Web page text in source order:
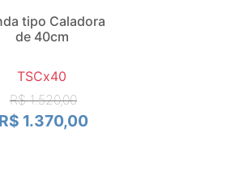
tipo Caladora
de 40cm
TSCx40
R$ 1.520,00
R$ 1.370,00